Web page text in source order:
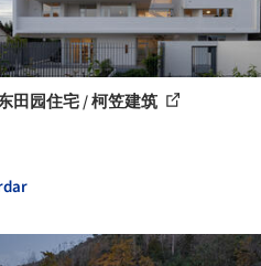
田园住宅 / 柯笠建筑